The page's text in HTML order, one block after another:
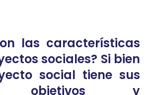
las características
sociales? Si bien
social tiene sus
objetivos y